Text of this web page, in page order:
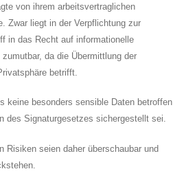
von ihrem arbeitsvertraglichen
Zwar liegt in der Verpflichtung zur
in das Recht auf informationelle
da die Übermittlung der
betrifft.
keine besonders sensible Daten betroffen
des Signaturgesetzes sichergestellt sei.
Risiken seien daher überschaubar und